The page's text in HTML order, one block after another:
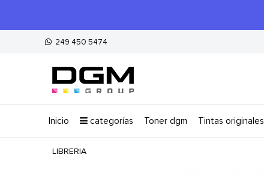
249 450 5474
inicio categorías toner dgm tintas originales
LIBRERIA